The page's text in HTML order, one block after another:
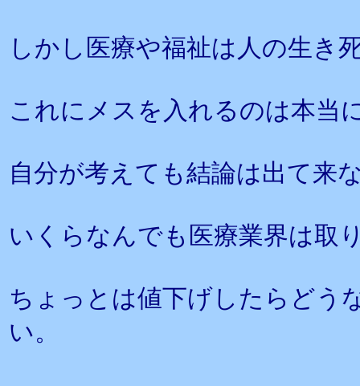
しかし医療や福祉は人の生き
これにメスを入れるのは本当
自分が考えても結論は出て来
いくらなんでも医療業界は取
ちょっとは値下げしたらどう
い。